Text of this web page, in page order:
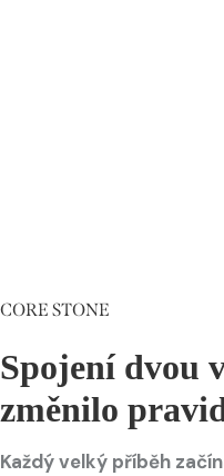
CORE STONE
Spojení dvou
změnilo
Každý velký příběh